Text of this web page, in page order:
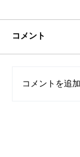
コメント
コメントを追